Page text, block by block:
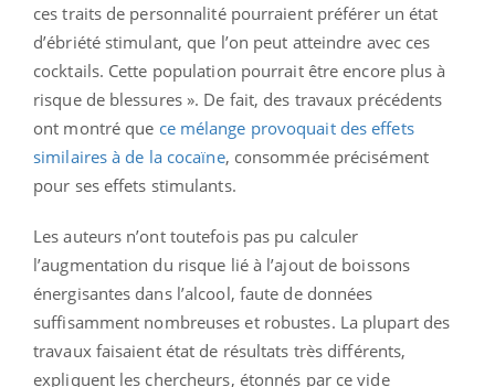
ces traits de personnalité pourraient préférer un état
d’ébriété stimulant, que l’on peut atteindre avec ces
cocktails. Cette population pourrait être encore plus à
risque de blessures ». De fait, des travaux précédents
ont montré que ce mélange provoquait des effets
similaires à de la cocaïne, consommée précisément
pour ses effets stimulants.
Les auteurs n’ont toutefois pas pu calculer
l’augmentation du risque lié à l’ajout de boissons
énergisantes dans l’alcool, faute de données
suffisamment nombreuses et robustes. La plupart des
travaux faisaient état de résultats très différents,
expliquent les chercheurs, étonnés par ce vide